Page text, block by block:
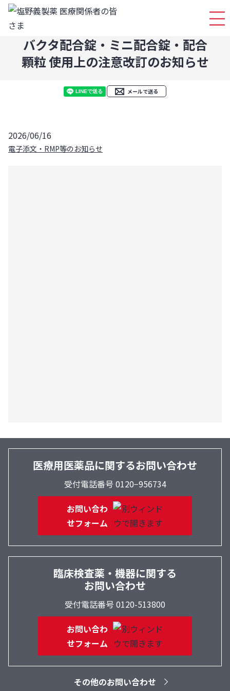
ログ
バクタ配合錠・ミニ配合錠・配合
顆粒 使用上の注意改訂のお知らせ
メールで送る
2026/06/16
電子添文・RMP等のお知らせ
医療用医薬品に関するお問い合わせ
受付電話番号 0120−956734
お問い合わ
せフォーム
臨床検査薬・機器に関する
お問い合わせ
受付電話番号 0120-513800
お問い合わ
せフォーム
その他のお問い合わせ